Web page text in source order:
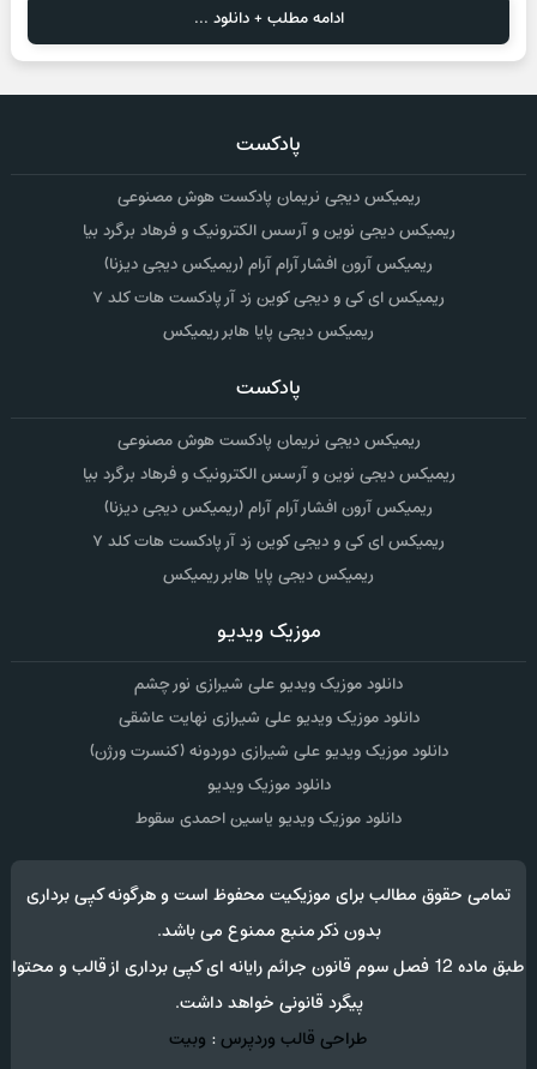
ادامه مطلب + دانلود ...
پادکست
ریمیکس دیجی نریمان پادکست هوش مصنوعی
ریمیکس دیجی نوین و آرسس الکترونیک و فرهاد برگرد بیا
ریمیکس آرون افشار آرام آرام (ریمیکس دیجی دیزنا)
ریمیکس ای کی و دیجی کوین زد آر پادکست هات کلد ۷
ریمیکس دیجی پایا هابر ریمیکس
پادکست
ریمیکس دیجی نریمان پادکست هوش مصنوعی
ریمیکس دیجی نوین و آرسس الکترونیک و فرهاد برگرد بیا
ریمیکس آرون افشار آرام آرام (ریمیکس دیجی دیزنا)
ریمیکس ای کی و دیجی کوین زد آر پادکست هات کلد ۷
ریمیکس دیجی پایا هابر ریمیکس
موزیک ویدیو
دانلود موزیک ویدیو علی شیرازی نور چشم
دانلود موزیک ویدیو علی شیرازی نهایت عاشقی
دانلود موزیک ویدیو علی شیرازی دوردونه (کنسرت ورژن)
دانلود موزیک ویدیو
دانلود موزیک ویدیو یاسین احمدی سقوط
تمامی حقوق مطالب برای موزیکیت محفوظ است و هرگونه کپی برداری
بدون ذکر منبع ممنوع می باشد.
طبق ماده 12 فصل سوم قانون جرائم رایانه ای کپی برداری از قالب و محتوا
پیگرد قانونی خواهد داشت.
طراحی قالب وردپرس: وبیت